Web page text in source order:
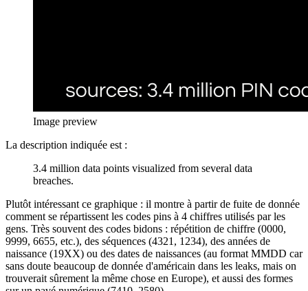
Image preview
La description indiquée est :
3.4 million data points visualized from several data
breaches.
Plutôt intéressant ce graphique : il montre à partir de fuite de donnée
comment se répartissent les codes pins à 4 chiffres utilisés par les
gens. Très souvent des codes bidons : répétition de chiffre (0000,
9999, 6655, etc.), des séquences (4321, 1234), des années de
naissance (19XX) ou des dates de naissances (au format MMDD car
sans doute beaucoup de donnée d'américain dans les leaks, mais on
trouverait sûrement la même chose en Europe), et aussi des formes